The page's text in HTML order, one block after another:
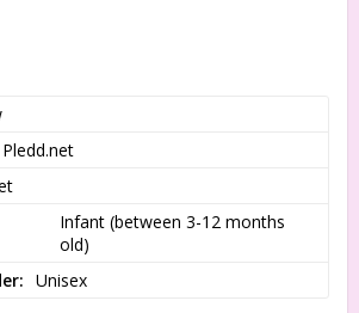
Pledd.net
Infant (between 3-12 months
old)
Unisex